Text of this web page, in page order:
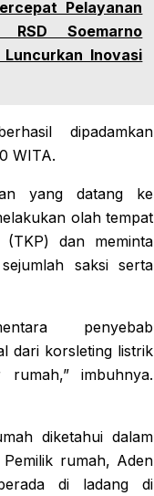
Pelayanan
Soemarno
Inovasi
dipadamkan
WITA.
yang datang ke
olah tempat
(TKP) dan meminta
saksi serta
penyebab
dari korsleting listrik
imbuhnya.
diketahui dalam
rumah, Aden
di ladang di